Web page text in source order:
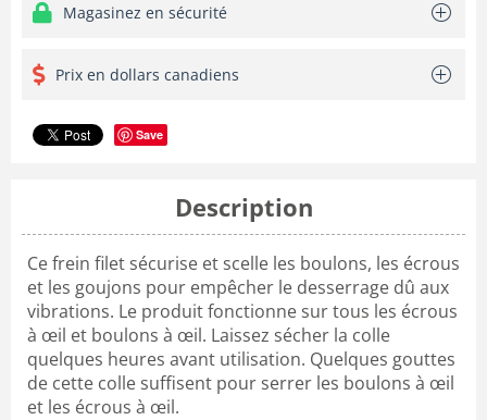
Magasinez en sécurité
Prix en dollars canadiens
Save
Description
Ce frein filet sécurise et scelle les boulons, les écrous
et les goujons pour empêcher le desserrage dû aux
vibrations. Le produit fonctionne sur tous les écrous
à œil et boulons à œil. Laissez sécher la colle
quelques heures avant utilisation. Quelques gouttes
de cette colle suffisent pour serrer les boulons à œil
et les écrous à œil.